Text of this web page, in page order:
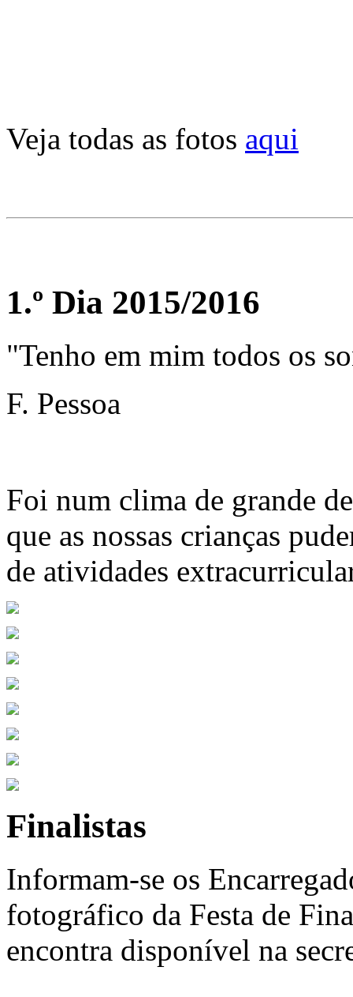
Veja todas as fotos aqui
1.º Dia 2015/2016
"Tenho em mim todos os
F. Pessoa
Foi num clima de grande
que as nossas crianças
de atividades
Finalistas
Informam-se os
fotográfico da Festa de
encontra disponível na